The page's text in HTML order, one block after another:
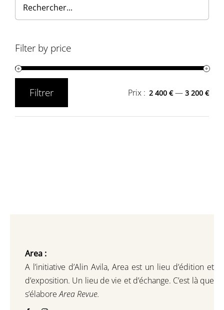
Filter by price
Filtrer Prix : 2 400 €—3 200 €
Area :
A l’initiative d’Alin Avila, Area est un lieu d’édition et
d’exposition. Un lieu de vie et d’échange. C’est là que
s’élaboreArea Revue.